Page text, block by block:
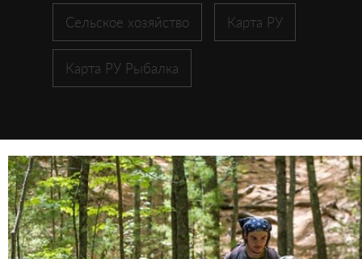
Сельское хозяйство Карта РУ
Карта РУ Рыбалка